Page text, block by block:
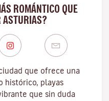
ROMÁNTICO QUE
ASTURIAS?
que ofrece una
histórico, playas
que sin duda